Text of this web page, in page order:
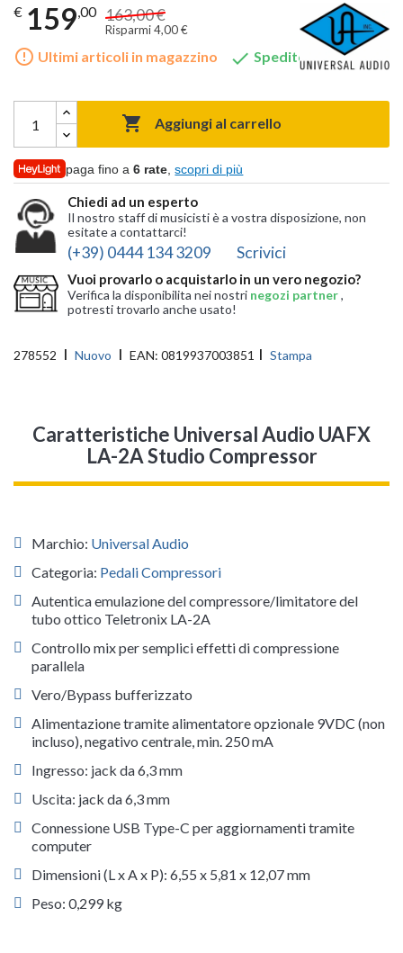
€ 159,00 163,00 €
Risparmi 4,00 €
error_outline Ultimi articoli in magazzino  Spedito gratis
 Aggiungi al carrello
paga fino a6 rate ,scopri di più
Chiedi ad un esperto
Il nostro staff di musicisti è a vostra disposizione, non
esitate a contattarci!
(+39) 0444 134 3209 Scrivici
Vuoi provarlo o acquistarlo in un vero negozio?
Verifica la disponibilita nei nostri negozi partner,
potresti trovarlo anche usato!
278552 Nuovo EAN: 0819937003851 Stampa
Caratteristiche Universal Audio UAFX
LA-2A Studio Compressor
Marchio: Universal Audio
Categoria: Pedali Compressori
Autentica emulazione del compressore/limitatore del
tubo ottico Teletronix LA-2A
Controllo mix per semplici effetti di compressione
parallela
Vero/Bypass bufferizzato
Alimentazione tramite alimentatore opzionale 9VDC (non
incluso), negativo centrale, min. 250 mA
Ingresso: jack da 6,3 mm
Uscita: jack da 6,3 mm
Connessione USB Type-C per aggiornamenti tramite
computer
Dimensioni (L x A x P): 6,55 x 5,81 x 12,07 mm
Peso: 0,299 kg